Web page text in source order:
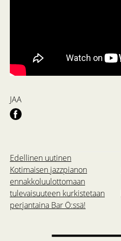
JAA
Edellinen uutinen
Kotimaisen jazzpianon
ennakkoluulottomaan
tulevaisuuteen kurkistetaan
perjantaina Bar Ö:ssä!